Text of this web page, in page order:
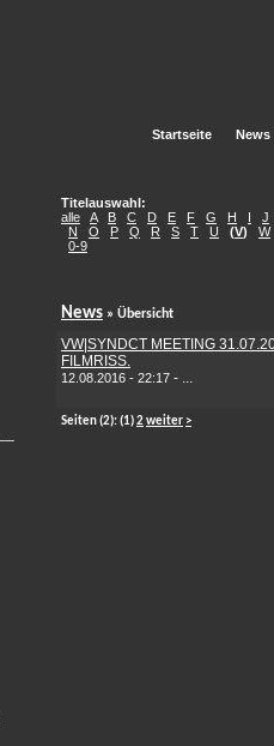
Startseite News
Titelauswahl:
alle
A B C D E F G H I
J
N
O P Q R S T U (V)
W
0-9
News » Übersicht
VW|SYNDCT MEETING
FILMRISS.
12.08.2016 - 22:17 - ...
Seiten(2):(1)2weiter >